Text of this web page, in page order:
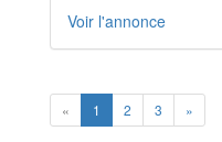
Voir l'annonce
« Previous
1 2 3 »